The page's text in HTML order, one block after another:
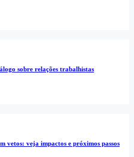
sobre relações trabalhistas
vetos: veja impactos e próximos passos